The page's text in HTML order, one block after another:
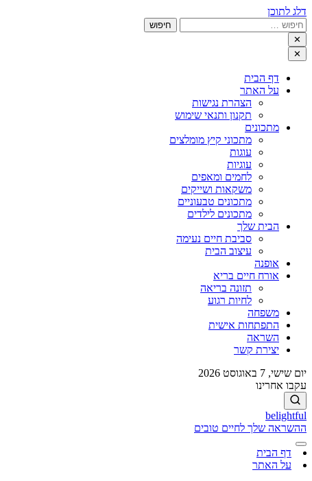
דלג לתוכן
חיפוש:
✕
✕
דף הבית
על האתר
הצהרת נגישות
תקנון ותנאי שימוש
מתכונים
מתכוני קיץ מומלצים
עוגות
עוגיות
לחמים ומאפים
משקאות ושייקים
מתכונים טבעוניים
מתכונים לילדים
הבית שלך
סביבת חיים נעימה
עיצוב הבית
אופנה
אורח חיים בריא
תזונה בריאה
לחיות רגוע
משפחה
התפתחות אישית
השראה
יצירת קשר
יום שישי, 7 באוגוסט 2026
עקבו אחרינו
belightful
ההשראה שלך לחיים טובים
דף הבית
על האתר